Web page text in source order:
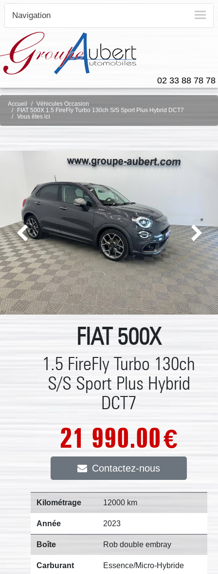
02 33 88 78 78
Navigation
Accueil
Véhicules Occasion
FIAT 500X 1.5 FireFly Turbo 130ch S/S Sport Plus Hybrid DCT7
Vous êtes ici
FIAT 500X
1.5 FireFly Turbo 130ch
S/S Sport Plus Hybrid
DCT7
21 990.00€
Contactez-nous
Kilométrage 12000 km
Année 2023
Boîte Rob double embray
Carburant Essence/Micro-Hybride